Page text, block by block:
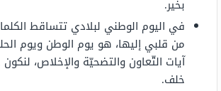
بخير.
في اليوم الوطني لبلادي تتساقط
من قلبي إليها، هو يوم الوطن ويوم
آيات التّعاون والتضحيّة والإخلاص،
خلف.